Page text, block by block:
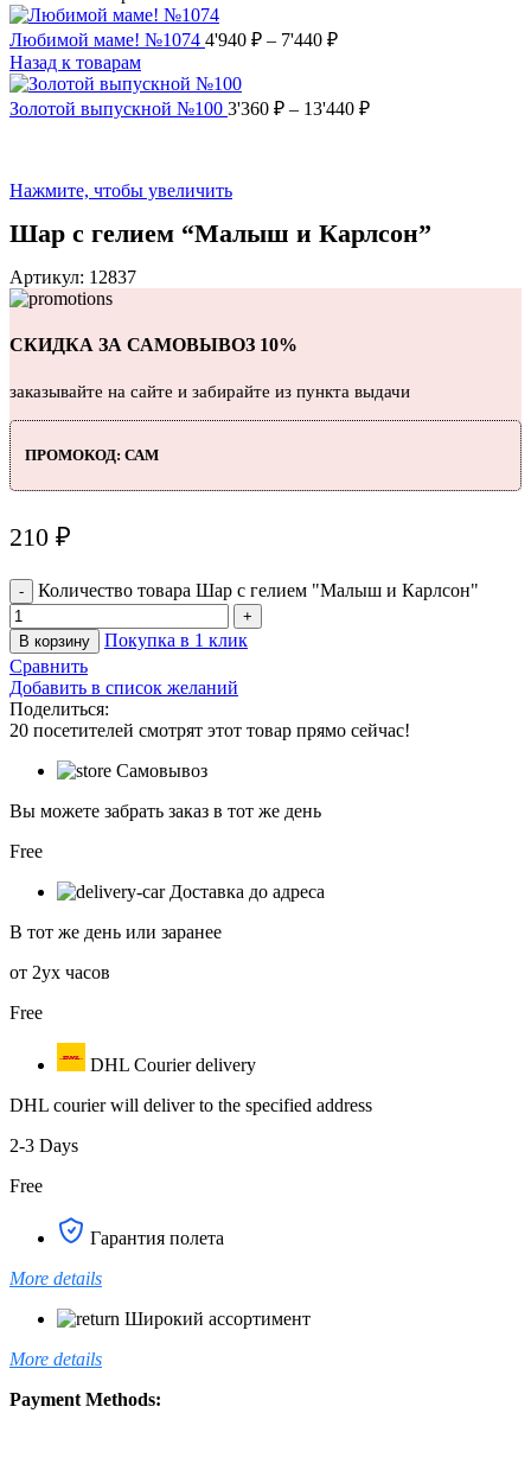
Любимой маме! №1074 4'940 ₽ – 7'440 ₽
Назад к товарам
Золотой выпускной №100 3'360 ₽ – 13'440 ₽
Нажмите, чтобы увеличить
Шар с гелием “Малыш и Карлсон”
Артикул: 12837
СКИДКА ЗА САМОВЫВОЗ 10%
заказывайте на сайте и забирайте из пункта выдачи
ПРОМОКОД: САМ
210 ₽
Количество товара Шар с гелием "Малыш и Карлсон"
В корзину
Покупка в 1 клик
Сравнить
Добавить в список желаний
Поделиться:
20 посетителей смотрят этот товар прямо сейчас!
Самовывоз
Вы можете забрать заказ в тот же день
Free
Доставка до адреса
В тот же день или заранее
от 2ух часов
Free
DHL Courier delivery
DHL courier will deliver to the specified address
2-3 Days
Free
Гарантия полета
More details
Широкий ассортимент
More details
Payment Methods: